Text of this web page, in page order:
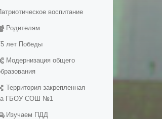
воспитание
Родителям
лет Победы
Модернизация общего
Территория закрепленная
ГБОУ СОШ №1
Изучаем ПДД